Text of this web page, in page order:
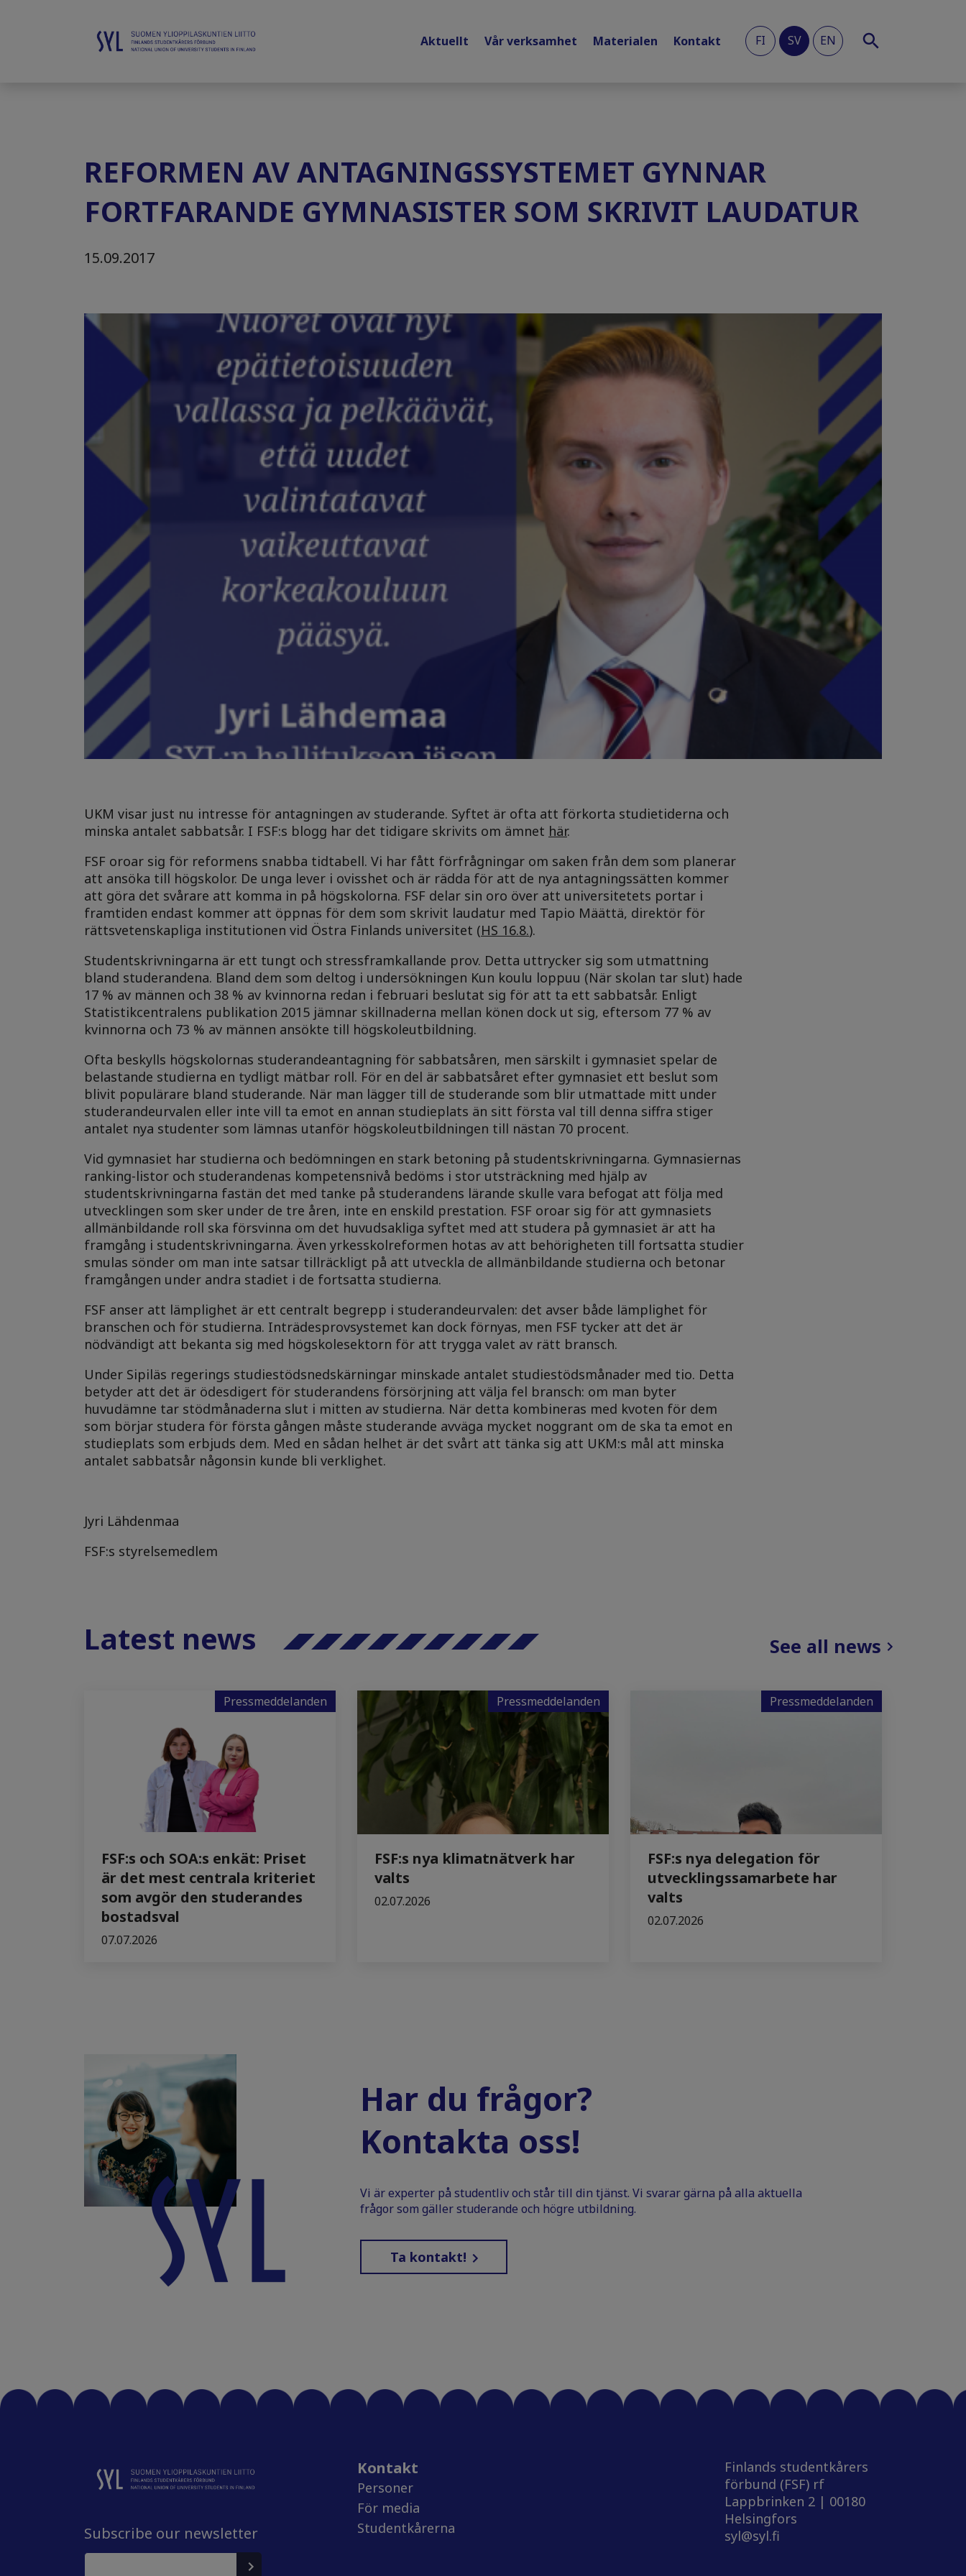
Aktuellt Vår verksamhet Materialen Kontakt FI SV EN
REFORMEN AV ANTAGNINGSSYSTEMET GYNNAR
FORTFARANDE GYMNASISTER SOM SKRIVIT LAUDATUR
15.09.2017
UKM visar just nu intresse för antagningen av studerande. Syftet är ofta att förkorta studietiderna och
minska antalet sabbatsår. I FSF:s blogg har det tidigare skrivits om ämnet här.
FSF oroar sig för reformens snabba tidtabell. Vi har fått förfrågningar om saken från dem som planerar
att ansöka till högskolor. De unga lever i ovisshet och är rädda för att de nya antagningssätten kommer
att göra det svårare att komma in på högskolorna. FSF delar sin oro över att universitetets portar i
framtiden endast kommer att öppnas för dem som skrivit laudatur med Tapio Määttä, direktör för
rättsvetenskapliga institutionen vid Östra Finlands universitet (HS 16.8.).
Studentskrivningarna är ett tungt och stressframkallande prov. Detta uttrycker sig som utmattning
bland studerandena. Bland dem som deltog i undersökningen Kun koulu loppuu (När skolan tar slut) hade
17 % av männen och 38 % av kvinnorna redan i februari beslutat sig för att ta ett sabbatsår. Enligt
Statistikcentralens publikation 2015 jämnar skillnaderna mellan könen dock ut sig, eftersom 77 % av
kvinnorna och 73 % av männen ansökte till högskoleutbildning.
Ofta beskylls högskolornas studerandeantagning för sabbatsåren, men särskilt i gymnasiet spelar de
belastande studierna en tydligt mätbar roll. För en del är sabbatsåret efter gymnasiet ett beslut som
blivit populärare bland studerande. När man lägger till de studerande som blir utmattade mitt under
studerandeurvalen eller inte vill ta emot en annan studieplats än sitt första val till denna siffra stiger
antalet nya studenter som lämnas utanför högskoleutbildningen till nästan 70 procent.
Vid gymnasiet har studierna och bedömningen en stark betoning på studentskrivningarna. Gymnasiernas
ranking-listor och studerandenas kompetensnivå bedöms i stor utsträckning med hjälp av
studentskrivningarna fastän det med tanke på studerandens lärande skulle vara befogat att följa med
utvecklingen som sker under de tre åren, inte en enskild prestation. FSF oroar sig för att gymnasiets
allmänbildande roll ska försvinna om det huvudsakliga syftet med att studera på gymnasiet är att ha
framgång i studentskrivningarna. Även yrkesskolreformen hotas av att behörigheten till fortsatta studier
smulas sönder om man inte satsar tillräckligt på att utveckla de allmänbildande studierna och betonar
framgången under andra stadiet i de fortsatta studierna.
FSF anser att lämplighet är ett centralt begrepp i studerandeurvalen: det avser både lämplighet för
branschen och för studierna. Inträdesprovsystemet kan dock förnyas, men FSF tycker att det är
nödvändigt att bekanta sig med högskolesektorn för att trygga valet av rätt bransch.
Under Sipiläs regerings studiestödsnedskärningar minskade antalet studiestödsmånader med tio. Detta
betyder att det är ödesdigert för studerandens försörjning att välja fel bransch: om man byter
huvudämne tar stödmånaderna slut i mitten av studierna. När detta kombineras med kvoten för dem
som börjar studera för första gången måste studerande avväga mycket noggrant om de ska ta emot en
studieplats som erbjuds dem. Med en sådan helhet är det svårt att tänka sig att UKM:s mål att minska
antalet sabbatsår någonsin kunde bli verklighet.
Jyri Lähdenmaa
FSF:s styrelsemedlem
Latest news See all news
Pressmeddelanden
FSF:s och SOA:s enkät: Priset
är det mest centrala kriteriet
som avgör den studerandes
bostadsval
07.07.2026
Pressmeddelanden
FSF:s nya klimatnätverk har
valts
02.07.2026
Pressmeddelanden
FSF:s nya delegation för
utvecklingssamarbete har
valts
02.07.2026
Har du frågor?
Kontakta oss!
Vi är experter på studentliv och står till din tjänst. Vi svarar gärna på alla aktuella
frågor som gäller studerande och högre utbildning.
Ta kontakt!
Subscribe our newsletter
Kontakt
Personer
För media
Studentkårerna
Finlands studentkårers
förbund (FSF) rf
Lappbrinken 2 | 00180
Helsingfors
syl@syl.fi